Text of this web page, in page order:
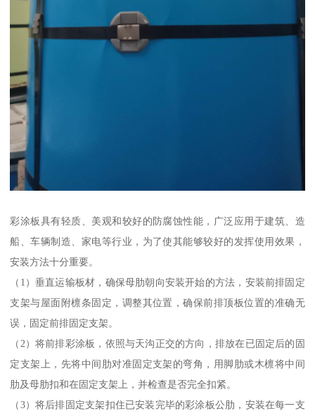
彩涂板具有轻质、美观和较好的防腐蚀性能，广泛应用于建筑、造
船、车辆制造、家电等行业，为了使其能够较好的发挥使用效果，
安装方法十分重要。
（1）垂直运输板材，确保母肋朝向安装开始的方法，安装前排固定
支架与屋面附檩条固定，调整其位置，确保前排顶板位置的准确无
误，固定前排固定支架。
（2）将前排彩涂板，依照与天沟正交的方向，排放在已固定后的固
定支架上，先将中间肋对准固定支架的弯角，用脚肋或木檩将中间
肋及母肋扣和在固定支架上，并检查是否完全扣紧。
（3）将后排固定支架扣住已安装完毕的彩涂板公肋，安装在每一支